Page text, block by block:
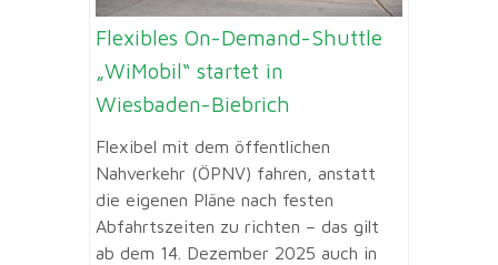
Flexibles On-Demand-Shuttle
„WiMobil“ startet in
Wiesbaden-Biebrich
Flexibel mit dem öffentlichen
Nahverkehr (ÖPNV) fahren, anstatt
die eigenen Pläne nach festen
Abfahrtszeiten zu richten – das gilt
ab dem 14. Dezember 2025 auch in